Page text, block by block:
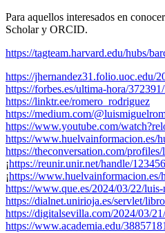
Para aquellos interesados en
Scholar y ORCID.
https://tagteam.harvard.edu/hubs/
https://jhernandez31.folio.uoc.edu/
https://forbes.es/ultima-hora/
https://linktr.ee/romero_rodriguez
https://medium.com/
https://www.youtube.com/
https://www.huelvainformacion.es/
https://theconversation.com/
¡https://reunir.unir.net/handle/
¡https://www.huelvainformacion.es/
https://www.que.es/2024/03/22/
https://dialnet.unirioja.es/servlet/
https://digitalsevilla.com/2024/03/
https://www.academia.edu/